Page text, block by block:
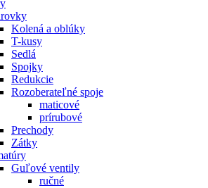
Kolená a oblúky
T-kusy
Sedlá
Spojky
Redukcie
Rozoberateľné spoje
maticové
prírubové
Prechody
Zátky
Guľové ventily
ručné